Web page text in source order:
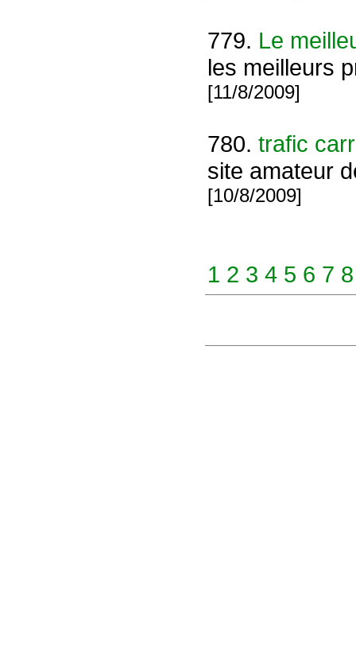
779. Le
les meilleurs
[11/8/2009]
780. trafic
site amateur
[10/8/2009]
1 2 3 4 5 6 7 8